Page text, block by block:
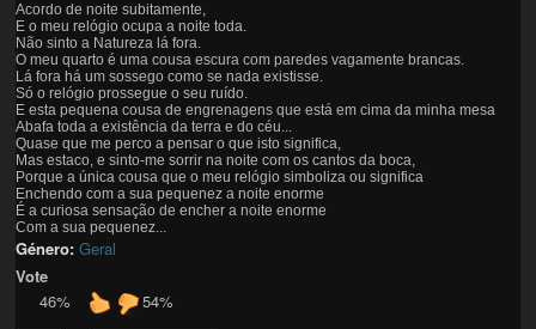
Acordo de noite subitamente,
E o meu relógio ocupa a noite toda.
Não sinto a Natureza lá fora.
O meu quarto é uma cousa escura com paredes vagamente brancas.
Lá fora há um sossego como se nada existisse.
Só o relógio prossegue o seu ruído.
E esta pequena cousa de engrenagens que está em cima da minha mesa
Abafa toda a existência da terra e do céu...
Quase que me perco a pensar o que isto significa,
Mas estaco, e sinto-me sorrir na noite com os cantos da boca,
Porque a única cousa que o meu relógio simboliza ou significa
Enchendo com a sua pequenez a noite enorme
É a curiosa sensação de encher a noite enorme
Com a sua pequenez...
Género:Geral
Vote
46%
54%